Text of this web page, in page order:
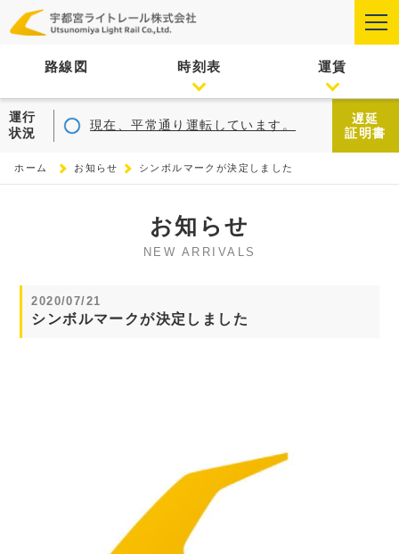
路線図 時刻表 運賃
運行
状況
現在、平常通り運転しています。
遅延
証明書
ホーム お知らせ シンボルマークが決定しました
お知らせ
NEW ARRIVALS
2020/07/21
シンボルマークが決定しました